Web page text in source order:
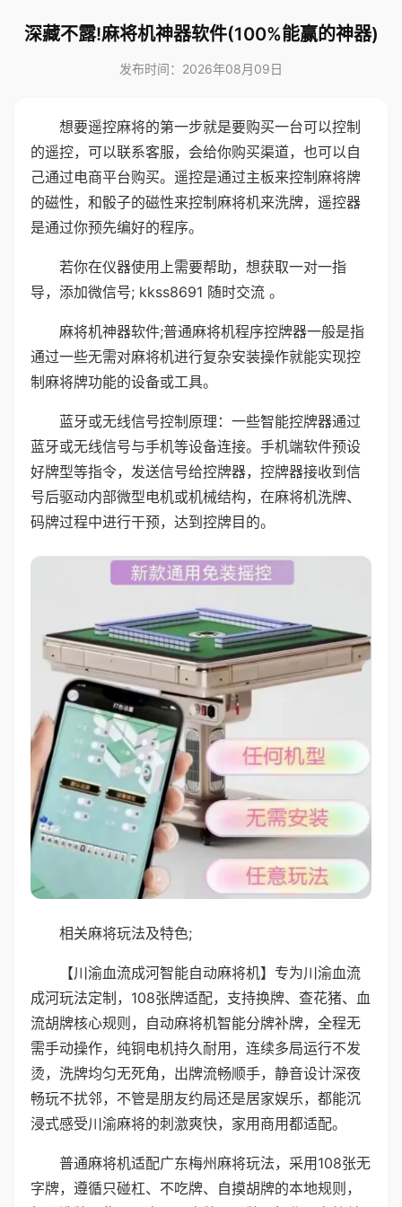
深藏不露!麻将机神器软件(100%能赢的神器)
发布时间：2026年08月09日
想要遥控麻将的第一步就是要购买一台可以控制
的遥控，可以联系客服，会给你购买渠道，也可以自
己通过电商平台购买。遥控是通过主板来控制麻将牌
的磁性，和骰子的磁性来控制麻将机来洗牌，遥控器
是通过你预先编好的程序。
若你在仪器使用上需要帮助，想获取一对一指
导，添加微信号; kkss8691 随时交流 。
麻将机神器软件;普通麻将机程序控牌器一般是指
通过一些无需对麻将机进行复杂安装操作就能实现控
制麻将牌功能的设备或工具。
蓝牙或无线信号控制原理：一些智能控牌器通过
蓝牙或无线信号与手机等设备连接。手机端软件预设
好牌型等指令，发送信号给控牌器，控牌器接收到信
号后驱动内部微型电机或机械结构，在麻将机洗牌、
码牌过程中进行干预，达到控牌目的。
相关麻将玩法及特色;
【川渝血流成河智能自动麻将机】专为川渝血流
成河玩法定制，108张牌适配，支持换牌、查花猪、血
流胡牌核心规则，自动麻将机智能分牌补牌，全程无
需手动操作，纯铜电机持久耐用，连续多局运行不发
烫，洗牌均匀无死角，出牌流畅顺手，静音设计深夜
畅玩不扰邻，不管是朋友约局还是居家娱乐，都能沉
浸式感受川渝麻将的刺激爽快，家用商用都适配。
普通麻将机适配广东梅州麻将玩法，采用108张无
字牌，遵循只碰杠、不吃牌、自摸胡牌的本地规则，